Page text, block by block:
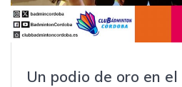
Un podio de oro en